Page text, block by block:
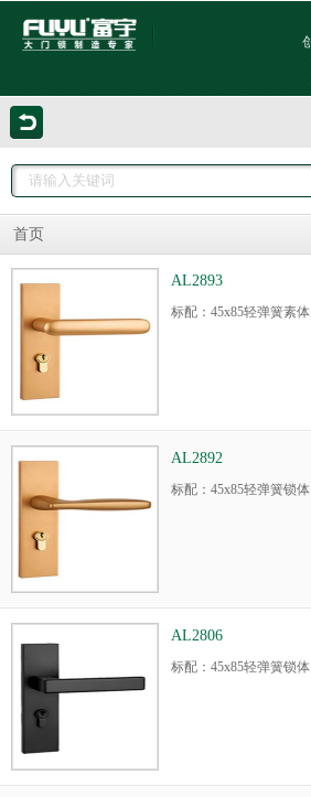
首页
AL2893
标配：45x85轻弹簧素
AL2892
标配：45x85轻弹簧锁
AL2806
标配：45x85轻弹簧锁